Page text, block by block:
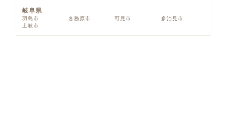
岐阜県
羽島市 各務原市 可児市
多治見市
土岐市